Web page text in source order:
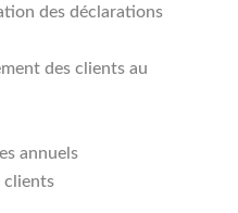
des déclarations
des clients au
annuels
clients